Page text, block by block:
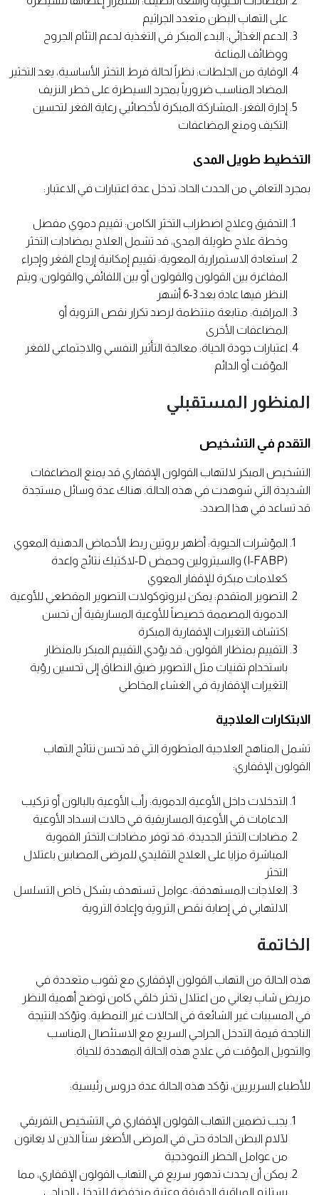
على التهاب البطن متعدد الجراثيم
الدعم الغذائي: البدء المبكر في التغذية لدعم التئام الجروح
ووظائف المناعة
الوقاية من الجلطات: نظراً لحالة فرط التخثر الأساسية، يعد التخثير
المضاد المناسب ضرورياً بمجرد السيطرة على خطر النزيف
إدارة الفغر: المشاركة المبكرة لأخصائيي رعاية الفغر لتحسين
التكيف ومنع المضاعفات
التخطيط طويل المدى
بمجرد التعافي من الحدث الحاد، تدخل عدة اعتبارات في الاعتبار:
التحقيق وعلاج اضطراب التخثر الكامن: تقييم دموي مفصل
وخطة علاج طويلة المدى، قد تشمل العلاج بمضادات التخثر
استعادة الاستمرارية المعوية: تقييم إمكانية إرجاع الفغر وإجراء
المفاغرة بين القولون والقولون أو بين اللفائفي والقولون، ويتم
النظر فيها عادة بعد 3-6 أشهر
المراقبة: متابعة منتظمة لرصد تكرار نقص التروية أو
المضاعفات الأخرى
اعتبارات جودة الحياة: معالجة التأثير النفسي والاجتماعي للفغر
المؤقت أو الدائم
المنظور المستقبلي
التقدم في التشخيص
التشخيص المبكر لالتهاب القولون الإقفاري قد يمنع المضاعفات
الشديدة التي شوهدت في هذه الحالة. هناك عدة وسائل مستجدة
قد تساعد في هذا الصدد:
المؤشرات الحيوية: أظهر بروتين ربط الأحماض الدهنية المعوي
(I-FABP) والسيترولين وحمض D-لاكتيك نتائج واعدة
كعلامات مبكرة للإقفار المعوي
التصوير المتقدم: يمكن لبروتوكولات التصوير المقطعي للأوعية
الدموية المصممة خصيصاً للأوعية المساريقية أن تحسن
اكتشاف التغيرات الإقفارية المبكرة
التقييم بمنظار القولون: قد يؤدي التقييم المبكر بالمنظار
باستخدام تقنيات مثل التصوير ضيق النطاق إلى تحسين رؤية
التغيرات الإقفارية في الغشاء المخاطي
الابتكارات العلاجية
تشمل المناهج العلاجية المتطورة التي قد تحسن نتائج التهاب
القولون الإقفاري:
التدخلات داخل الأوعية الدموية: رأب الأوعية بالبالون أو تركيب
الدعامات في الأوعية المساريقية في حالات انسداد الأوعية
مضادات التخثر الجديدة: قد توفر مضادات التخثر الفموية
المباشرة مزايا على العلاج التقليدي للمرضى المصابين باعتلال
التخثر
العلاجات المستهدفة: عوامل تستهدف بشكل خاص التسلسل
الالتهابي في إصابة نقص التروية وإعادة التروية
الخاتمة
هذه الحالة من التهاب القولون الإقفاري مع ثقوب متعددة في
مريض شاب يعاني من اعتلال تخثر خلقي كامن توضح أهمية النظر
في المسببات غير الشائعة في الحالات غير النمطية. وتؤكد النتيجة
الناجحة قيمة التدخل الجراحي السريع مع الاستئصال المناسب
والتحويل المؤقت في علاج هذه الحالة المهددة للحياة.
للأطباء السريريين، تؤكد هذه الحالة عدة دروس رئيسية:
يجب تضمين التهاب القولون الإقفاري في التشخيص التفريقي
لآلام البطن الحادة حتى في المرضى الأصغر سناً الذين لا يعانون
من عوامل الخطر النموذجية
يمكن أن يحدث تدهور سريع في التهاب القولون الإقفاري، مما
يستلزم المراقبة الدقيقة وعتبة منخفضة للتدخل الجراحي